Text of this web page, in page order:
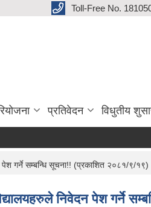
Toll-Free No.
प्रतिवेदन विधुतीय
पेश गर्ने सम्बन्धि सूचना!! (प्रकाशित २०८१/९/१९)
निवेदन पेश गर्ने